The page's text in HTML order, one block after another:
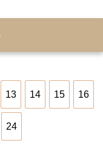
13
13
14
14
15
15
16
16
24
24